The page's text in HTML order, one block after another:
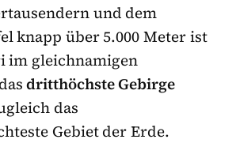
und dem
knapp über 5.000 Meter ist
im gleichnamigen
dritthöchste Gebirge
das
Gebiet der Erde.